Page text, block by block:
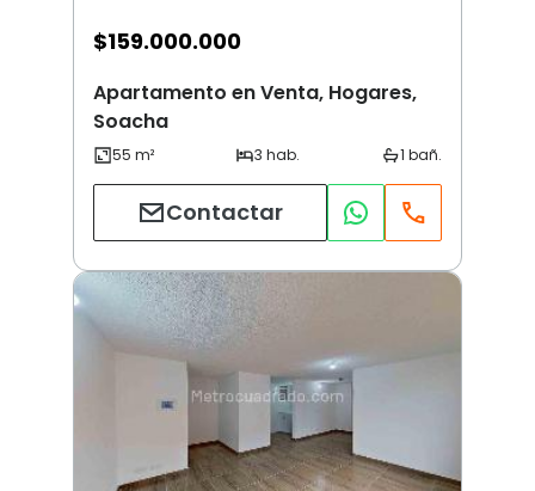
$159.000.000
Apartamento en Venta, Hogares,
Soacha
Contactar